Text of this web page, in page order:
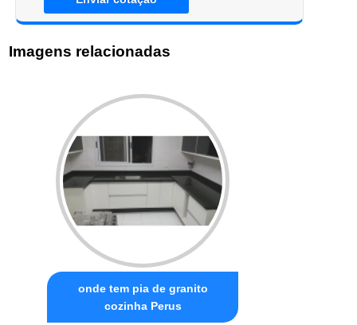
Imagens relacionadas
onde tem pia de granito
cozinha Perus